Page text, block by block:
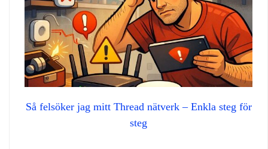
Så felsöker jag mitt Thread nätverk – Enkla steg för
steg